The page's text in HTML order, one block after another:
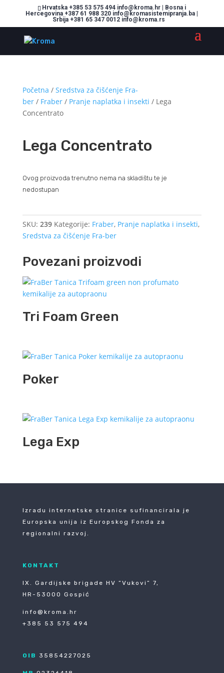
Hrvatska +385 53 575 494 info@kroma.hr | Bosna i
Hercegovina +387 61 988 320 info@kromasistemipranja.ba |
Srbija +381 65 347 0012 info@kroma.rs
Početna / Sredstva za čišćenje Fra-
ber/ Fraber/ Pranje naplatka i insekti / Lega
Concentrato
Lega Concentrato
Ovog proizvoda trenutno nema na skladištu te je
nedostupan
SKU: 239 Kategorije: Fraber, Pranje naplatka i insekti,
Sredstva za čišćenje Fra-ber
Povezani proizvodi
Tri Foam Green
Poker
Lega Exp
Izradu internetske stranice sufinancirala je
Europska unija iz Europskog Fonda za
regionalni razvoj.
KONTAKT
IX. Gardijske brigade HV ”Vukovi” 7,
HR-53000 Gospić
info@kroma.hr
+385 53 575 494
OIB 35854227025